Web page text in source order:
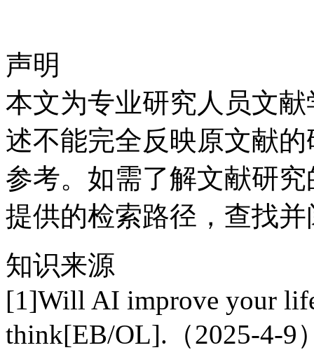
声明
本文为专业研究人员文
述不能完全反映原文献
参考。如需了解文献研
提供的检索路径，查找
知识来源
[1]Will AI improve your
think[EB/OL].（2025-4-9